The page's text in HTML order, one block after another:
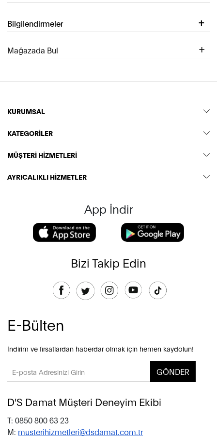
Bilgilendirmeler
Mağazada Bul
KURUMSAL
KATEGORİLER
MÜŞTERİ HİZMETLERİ
AYRICALIKLI HİZMETLER
App İndir
Bizi Takip Edin
E-Bülten
İndirim ve fırsatlardan haberdar olmak için hemen kaydolun!
GÖNDER
D'S Damat Müşteri Deneyim Ekibi
T: 0850 800 63 23
M: musterihizmetleri@dsdamat.com.tr